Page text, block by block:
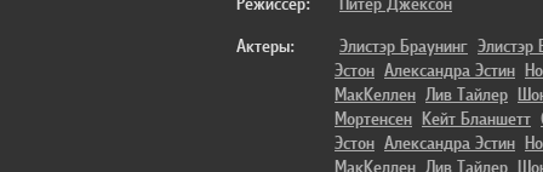
Актеры:
Элистэр Браунинг Элистэр
Эстон Александра Эстин
МакКеллен Лив Тайлер
Мортенсен Кейт Бланшетт
Эстон Александра Эстин